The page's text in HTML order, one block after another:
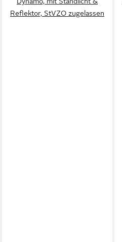
Reflektor, StVZO zugelassen